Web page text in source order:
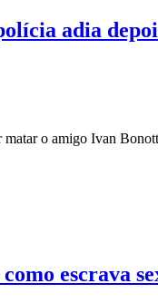
adia
matar o amigo Ivan
escrava